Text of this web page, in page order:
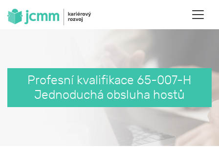
Profesní kvalifikace 65-007-H
Jednoduchá obsluha hostů